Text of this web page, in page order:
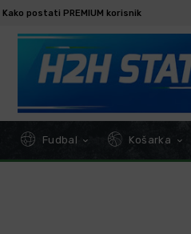
Kako postati PREMIUM korisnik
Fudbal Košarka